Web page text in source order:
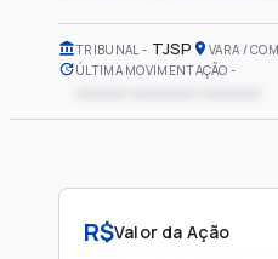
TRIBUNAL TJSP VARA /
ÚLTIMA MOVIMENTAÇÃO
R$Valor da Ação